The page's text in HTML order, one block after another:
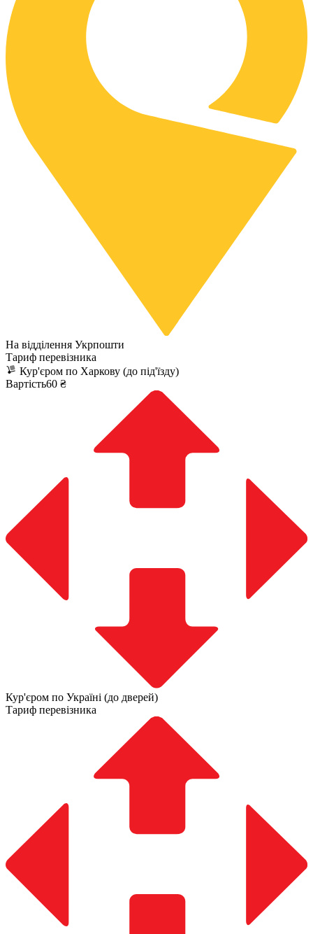
На відділення Укрпошти
Тариф перевізника
Кур'єром по Харкову (до під'їзду)
Вартість60 ₴
Кур'єром по Україні (до дверей)
Тариф перевізника